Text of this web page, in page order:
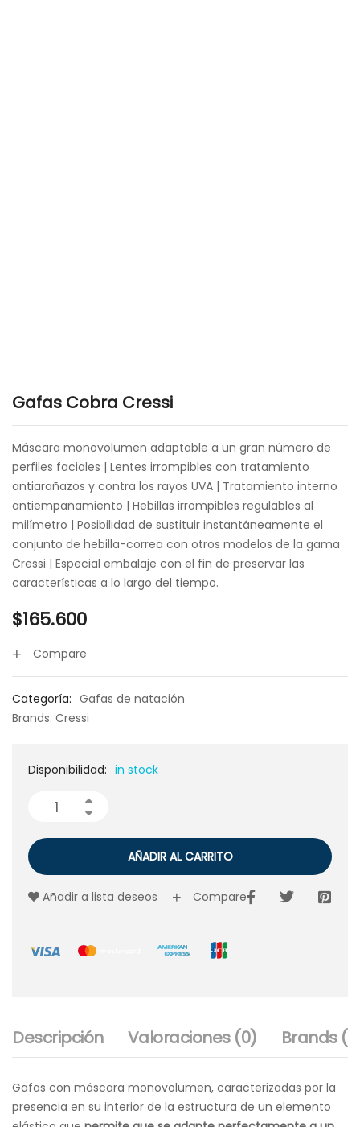
Gafas Cobra Cressi
Máscara monovolumen adaptable a un gran número de
perfiles faciales | Lentes irrompibles con tratamiento
antiarañazos y contra los rayos UVA | Tratamiento interno
antiempañamiento | Hebillas irrompibles regulables al
milímetro | Posibilidad de sustituir instantáneamente el
conjunto de hebilla-correa con otros modelos de la gama
Cressi | Especial embalaje con el fin de preservar las
características a lo largo del tiempo.
$165.600
Compare
Categoría: Gafas de natación
Brands: Cressi
Disponibilidad: in stock
AÑADIR AL CARRITO
Añadir a lista deseos Compare
Descripción Valoraciones (0) Brands (1)
Gafas con máscara monovolumen, caracterizadas por la
presencia en su interior de la estructura de un elemento